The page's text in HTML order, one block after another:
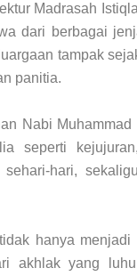
Madrasah
dari berbagai
tampak
panitia.
Nabi
seperti
hari,
hanya menjadi
akhlak yang